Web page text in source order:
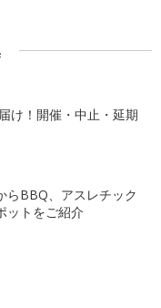
け！開催・中止・延期
らBBQ、アスレチック
ットをご紹介